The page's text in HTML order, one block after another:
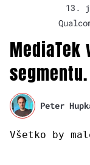
13.
MediaTek
Peter
Všetko by